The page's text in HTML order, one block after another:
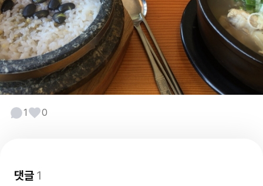
1 0
댓글1